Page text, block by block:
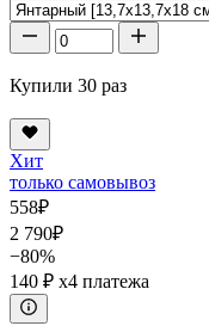
Купили 30 раз
Хит
только самовывоз
558₽
2 790₽
−80%
140 ₽ x4 платежа